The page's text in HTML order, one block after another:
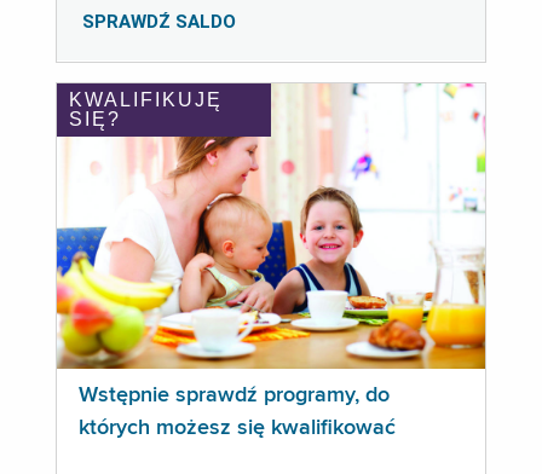
SPRAWDŹ SALDO
KWALIFIKUJĘ
SIĘ?
Wstępnie sprawdź programy, do
których możesz się kwalifikować